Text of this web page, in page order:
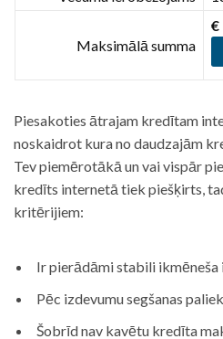
Maksimālā summa
€
Piesakoties ātrajam kredītam
noskaidrot kura no daudzajām
Tev piemērotākā un vai vispār
kredīts internetā tiek piešķirts,
kritērijiem:
Ir pierādāmi stabili ikmēneša
Pēc izdevumu segšanas
Šobrīd nav kavētu kredīta